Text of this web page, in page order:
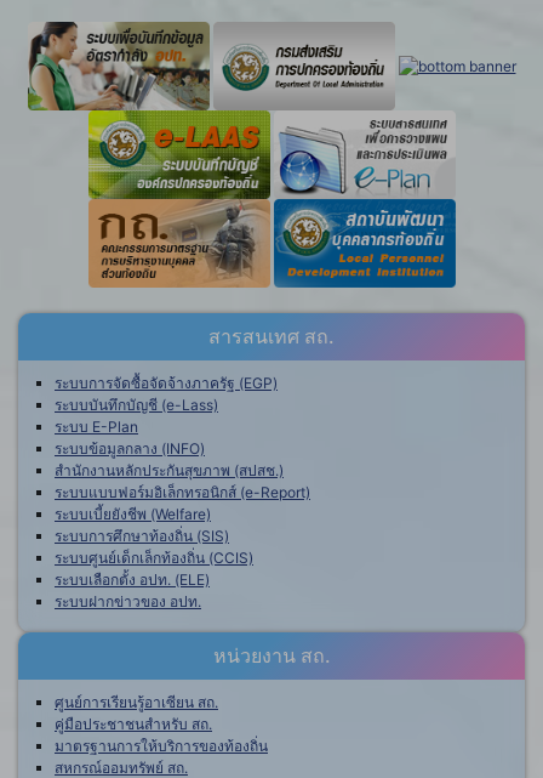
สารสนเทศ สถ.
ระบบการจัดซื้อจัดจ้างภาครัฐ (EGP)
ระบบบันทึกบัญชี (e-Lass)
ระบบ E-Plan
ระบบข้อมูลกลาง (INFO)
สำนักงานหลักประกันสุขภาพ (สปสช.)
ระบบแบบฟอร์มอิเล็กทรอนิกส์ (e-Report)
ระบบเบี้ยยังชีพ (Welfare)
ระบบการศึกษาท้องถิ่น (SIS)
ระบบศูนย์เด็กเล็กท้องถิ่น (CCIS)
ระบบเลือกตั้ง อปท. (ELE)
ระบบฝากข่าวของ อปท.
หน่วยงาน สถ.
ศูนย์การเรียนรู้อาเซียน สถ.
คู่มือประชาชนสำหรับ สถ.
มาตรฐานการให้บริการของท้องถิ่น
สหกรณ์ออมทรัพย์ สถ.